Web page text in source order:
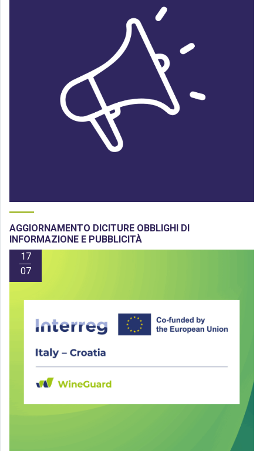
AGGIORNAMENTO DICITURE OBBLIGHI DI
INFORMAZIONE E PUBBLICITÀ
17
07